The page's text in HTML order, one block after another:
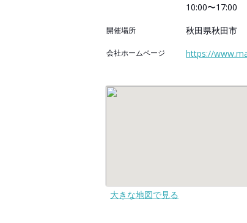
10:00〜17:00
開催場所 秋田県秋田市
会社ホームページ https://
大きな地図で見る